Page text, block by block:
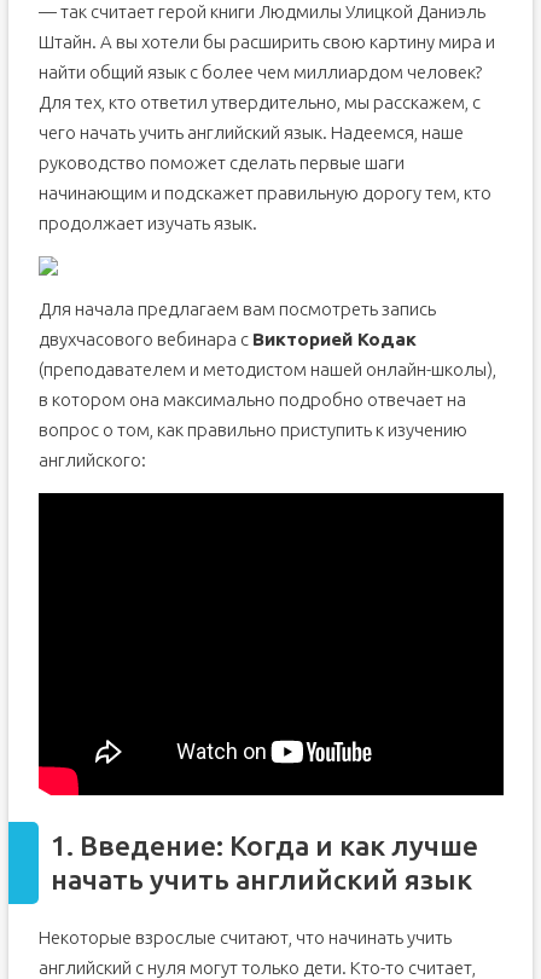
— так считает герой книги Людмилы Улицкой Даниэль
Штайн. А вы хотели бы расширить свою картину мира и
найти общий язык с более чем миллиардом человек?
Для тех, кто ответил утвердительно, мы расскажем, с
чего начать учить английский язык. Надеемся, наше
руководство поможет сделать первые шаги
начинающим и подскажет правильную дорогу тем, кто
продолжает изучать язык.
Для начала предлагаем вам посмотреть запись
двухчасового вебинара с Викторией Кодак
(преподавателем и методистом нашей онлайн-школы),
в котором она максимально подробно отвечает на
вопрос о том, как правильно приступить к изучению
английского:
1. Введение: Когда и как лучше
начать учить английский язык
Некоторые взрослые считают, что начинать учить
английский с нуля могут только дети. Кто-то считает,